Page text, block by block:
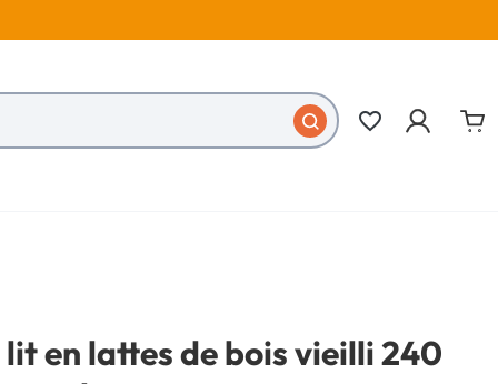
favorite_border
lit en lattes de bois vieilli 240